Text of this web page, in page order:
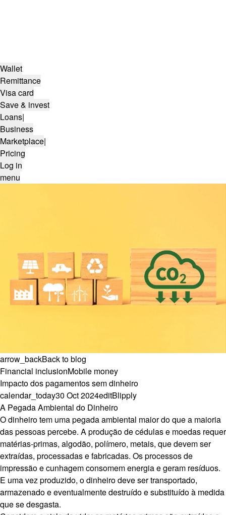
Wallet
Remittance
Visa card
Save & invest
Loans|
Business
Marketplace|
Pricing
Log in
menu
arrow_backBack to blog
Financial inclusionMobile money
Impacto dos pagamentos sem dinheiro
calendar_today30 Oct 2024editBlipply
A Pegada Ambiental do Dinheiro
O dinheiro tem uma pegada ambiental maior do que a maioria
das pessoas percebe. A produção de cédulas e moedas requer
matérias-primas, algodão, polímero, metais, que devem ser
extraídas, processadas e fabricadas. Os processos de
impressão e cunhagem consomem energia e geram resíduos.
E uma vez produzido, o dinheiro deve ser transportado,
armazenado e eventualmente destruído e substituído à medida
que se desgasta.